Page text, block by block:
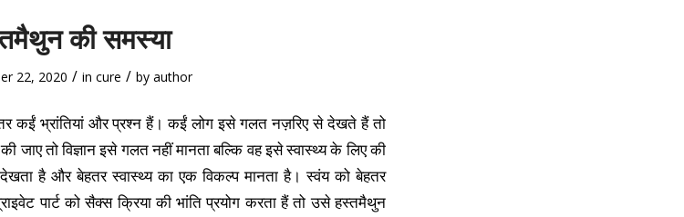
की समस्या
22, 2020 / in cure / by author
कईं भ्रांतियां और प्रश्न हैं। कईं लोग इसे गलत नज़रिए से देखते हैं तो
जाए तो विज्ञान इसे गलत नहीं मानता बल्कि वह इसे स्वास्थ्य के लिए की
है और बेहतर स्वास्थ्य का एक विकल्प मानता है। स्वंय को बेहतर
पार्ट को सैक्स क्रिया की भांति प्रयोग करता हैं तो उसे हस्तमैथुन